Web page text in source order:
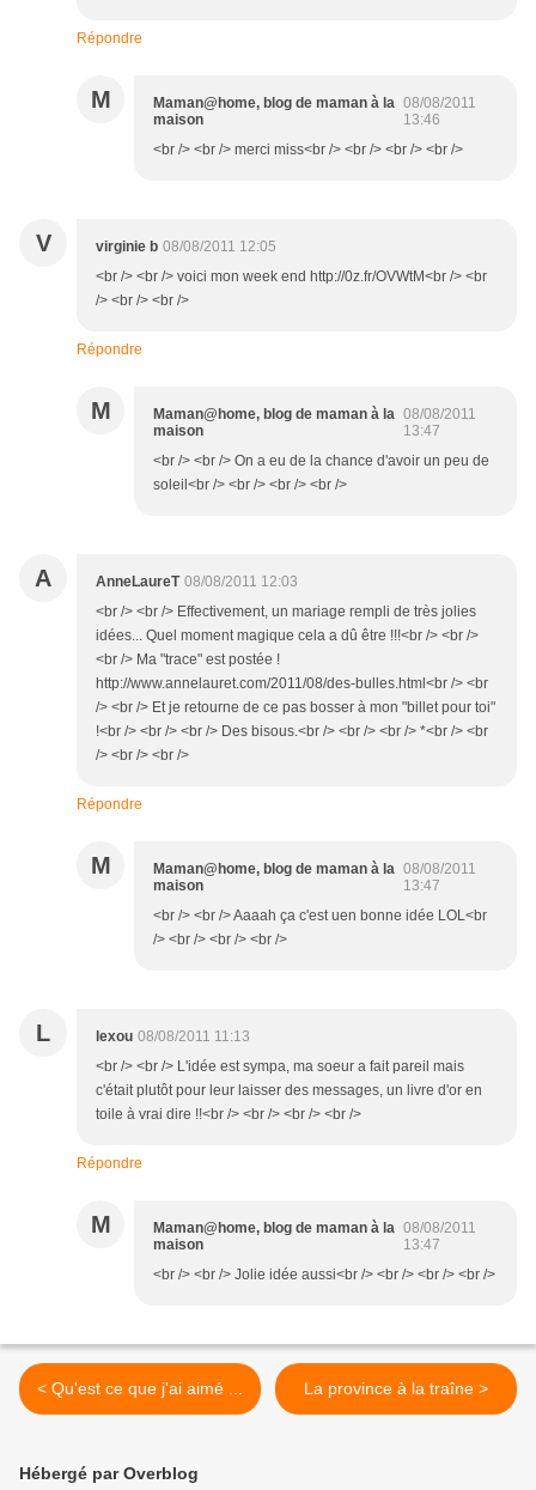
Répondre
M
Maman@home, blog de maman à la
maison
08/08/2011
13:46
<br /> <br /> merci miss<br /> <br /> <br /> <br />
V virginie b 08/08/2011 12:05
<br /> <br /> voici mon week end http://0z.fr/OVWtM<br /> <br
/> <br /> <br />
Répondre
M
Maman@home, blog de maman à la
maison
08/08/2011
13:47
<br /> <br /> On a eu de la chance d'avoir un peu de
soleil<br /> <br /> <br /> <br />
A AnneLaureT 08/08/2011 12:03
<br /> <br /> Effectivement, un mariage rempli de très jolies
idées... Quel moment magique cela a dû être !!!<br /> <br />
<br /> Ma "trace" est postée !
http://www.annelauret.com/2011/08/des-bulles.html<br /> <br
/> <br /> Et je retourne de ce pas bosser à mon "billet pour toi"
!<br /> <br /> <br /> Des bisous.<br /> <br /> <br /> *<br /> <br
/> <br /> <br />
Répondre
M
Maman@home, blog de maman à la
maison
08/08/2011
13:47
<br /> <br /> Aaaah ça c'est uen bonne idée LOL<br
/> <br /> <br /> <br />
L lexou 08/08/2011 11:13
<br /> <br /> L'idée est sympa, ma soeur a fait pareil mais
c'était plutôt pour leur laisser des messages, un livre d'or en
toile à vrai dire !!<br /> <br /> <br /> <br />
Répondre
M
Maman@home, blog de maman à la
maison
08/08/2011
13:47
<br /> <br /> Jolie idée aussi<br /> <br /> <br /> <br />
< Qu'est ce que j'ai aimé ... La province à la traîne >
Hébergé par Overblog